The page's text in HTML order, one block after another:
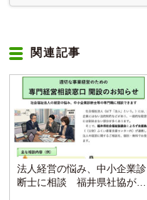
関連記事
法人経営の悩み、中小企業診
断士に相談 福井県社協が支